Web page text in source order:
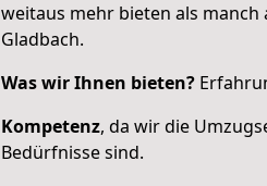
weitaus mehr bieten als
Gladbach.
Was wir Ihnen bieten?
Kompetenz, da wir die
Bedürfnisse sind.